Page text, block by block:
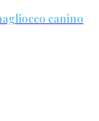
canino